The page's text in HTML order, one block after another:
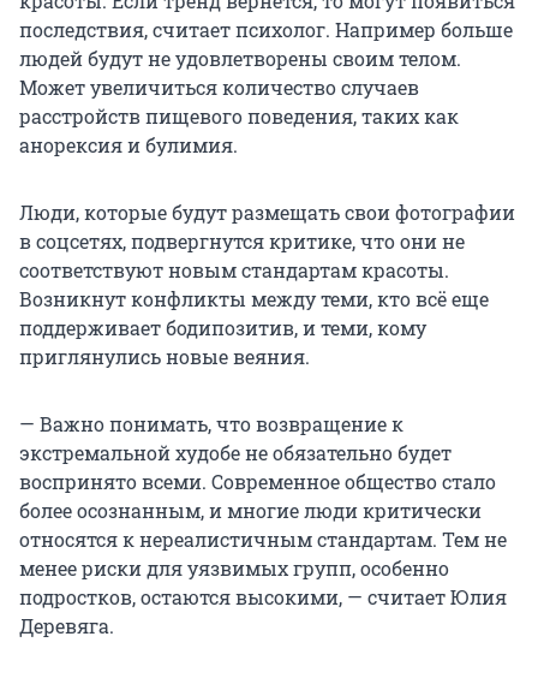
последствия, считает психолог. Например больше
людей будут не удовлетворены своим телом.
Может увеличиться количество случаев
расстройств пищевого поведения, таких как
анорексия и булимия.
Люди, которые будут размещать свои фотографии
в соцсетях, подвергнутся критике, что они не
соответствуют новым стандартам красоты.
Возникнут конфликты между теми, кто всё еще
поддерживает бодипозитив, и теми, кому
приглянулись новые веяния.
— Важно понимать, что возвращение к
экстремальной худобе не обязательно будет
воспринято всеми. Современное общество стало
более осознанным, и многие люди критически
относятся к нереалистичным стандартам. Тем не
менее риски для уязвимых групп, особенно
подростков, остаются высокими, — считает Юлия
Деревяга.